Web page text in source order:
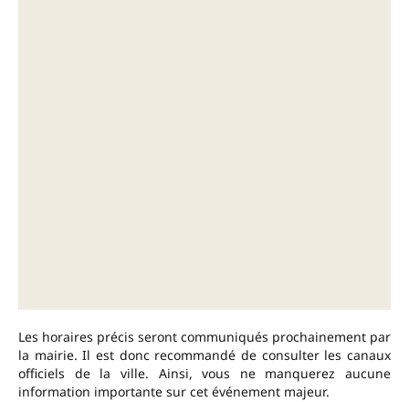
Les horaires précis seront communiqués prochainement par
la mairie. Il est donc recommandé de consulter les canaux
officiels de la ville. Ainsi, vous ne manquerez aucune
information importante sur cet événement majeur.